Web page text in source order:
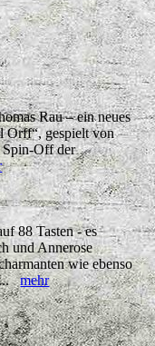
Rau – ein neues
Orff“, gespielt von
Spin-Off der
88 Tasten - es
und Annerose
wie ebenso
mehr